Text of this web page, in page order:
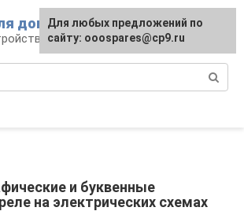
дома
кабели, ремонт
и буквенные
на электрических схемах
Для любых предложений по
сайту: ooospares@cp9.ru